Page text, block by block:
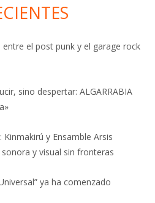
entre el post punk y el garage rock
sino despertar: ALGARRABIA
y Ensamble Arsis
y visual sin fronteras
ya ha comenzado